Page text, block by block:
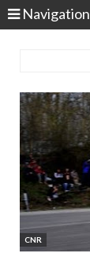
Navigation
CNR